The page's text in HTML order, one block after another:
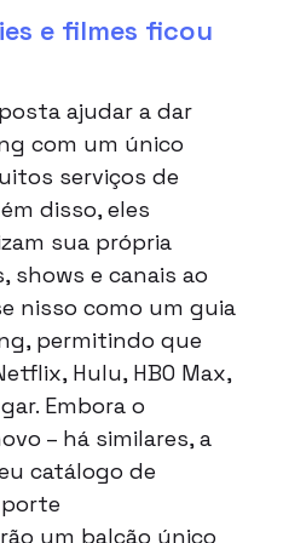
e filmes ficou
ajudar a dar
com um único
serviços de
disso, eles
sua própria
shows e canais ao
nisso como um guia
permitindo que
Hulu, HBO Max,
Embora o
– há similares, a
catálogo de
um balcão único